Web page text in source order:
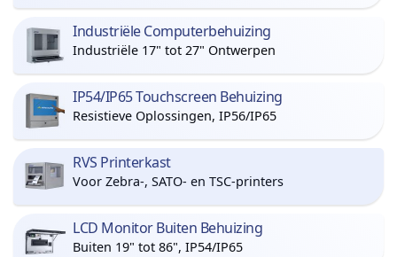
Industriële Computerbehuizing
Industriële 17" tot 27" Ontwerpen
IP54/IP65 Touchscreen Behuizing
Resistieve Oplossingen, IP56/IP65
RVS Printerkast
Voor Zebra-, SATO- en TSC-printers
LCD Monitor Buiten Behuizing
Buiten 19" tot 86", IP54/IP65